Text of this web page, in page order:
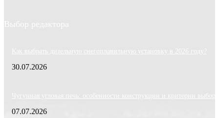
Выбор редактора
Как выбрать дизельную снегоплавильную установку в 2026 году?
30.07.2026
Чугунная угловая печь: особенности конструкции и критерии выбора
07.07.2026